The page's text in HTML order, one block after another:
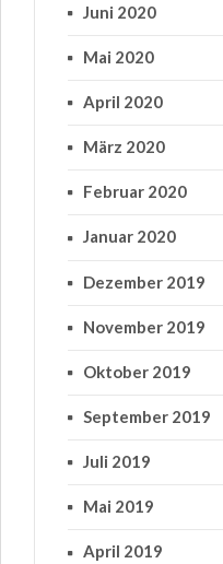
Juni 2020
Mai 2020
April 2020
März 2020
Februar 2020
Januar 2020
Dezember 2019
November 2019
Oktober 2019
September 2019
Juli 2019
Mai 2019
April 2019